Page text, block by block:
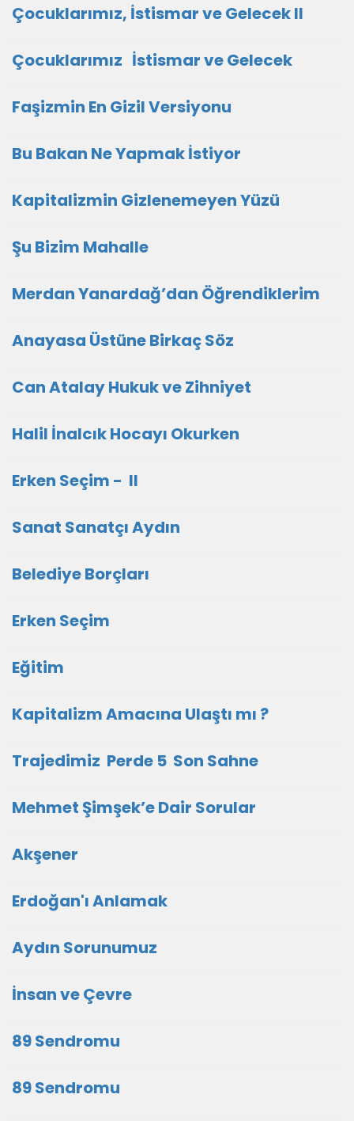
Çocuklarımız, İstismar ve Gelecek II
Çocuklarımız İstismar ve Gelecek
Faşizmin En Gizil Versiyonu
Bu Bakan Ne Yapmak İstiyor
Kapitalizmin Gizlenemeyen Yüzü
Şu Bizim Mahalle
Merdan Yanardağ’dan Öğrendiklerim
Anayasa Üstüne Birkaç Söz
Can Atalay Hukuk ve Zihniyet
Halil İnalcık Hocayı Okurken
Erken Seçim - II
Sanat Sanatçı Aydın
Belediye Borçları
Erken Seçim
Eğitim
Kapitalizm Amacına Ulaştı mı ?
Trajedimiz Perde 5 Son Sahne
Mehmet Şimşek’e Dair Sorular
Akşener
Erdoğan'ı Anlamak
Aydın Sorunumuz
İnsan ve Çevre
89 Sendromu
89 Sendromu